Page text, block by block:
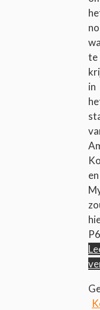
te
in
en